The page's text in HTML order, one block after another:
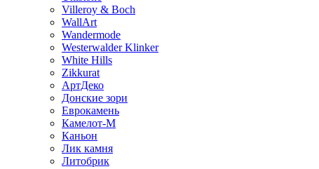
Villeroy & Boch
WallArt
Wandermode
Westerwalder Klinker
White Hills
Zikkurat
АртДеко
Донские зори
Еврокамень
Камелот-М
Каньон
Лик камня
Литобрик